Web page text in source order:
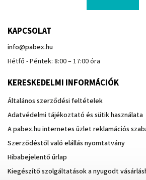
KAPCSOLAT
info@pabex.hu
Hétfő - Péntek: 8:00 – 17:00 óra
KERESKEDELMI INFORMÁCIÓK
Általános szerződési feltételek
Adatvédelmi tájékoztató és sütik használata
A pabex.hu internetes üzlet reklamációs
Szerződéstől való elállás nyomtatvány
Hibabejelentő űrlap
Kiegészítő szolgáltatások a nyugodt